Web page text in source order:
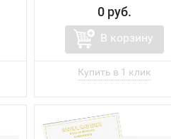
0 руб.
В корзину